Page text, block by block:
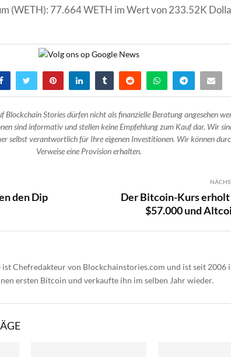
(WETH): 77.664 WETH im Wert von 233.52K
Blockchain Stories dürfen nicht als finanzielle Beratung angesehen
sind informativ und stellen keine Empfehlung zum Kauf dar. Wir
selbst verantwortlich für Ihre eigenen Investitionen. Wir können
Verweise eine Provision erhalten.
den Dip
Der Bitcoin-Kurs erholt
$57.000 und
ist Chefredakteur von Blockchainstories.com und ist seit 2006
ersten Bitcoin und verkaufte ihn im selben Jahr wieder.